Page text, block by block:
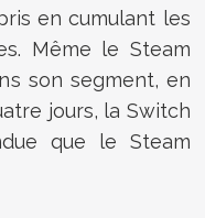
en cumulant les
Même le Steam
son segment, en
jours, la Switch
que le Steam